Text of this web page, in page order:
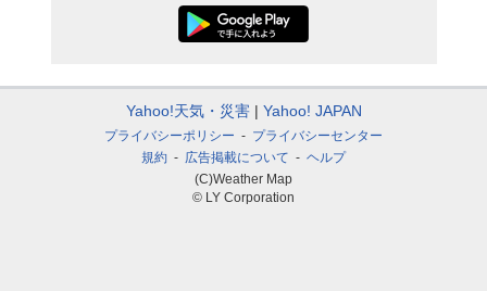
Yahoo!天気・災害 Yahoo! JAPAN
プライバシーポリシー
プライバシーセンター
規約
広告掲載について
ヘルプ
(C)Weather Map
© LY Corporation